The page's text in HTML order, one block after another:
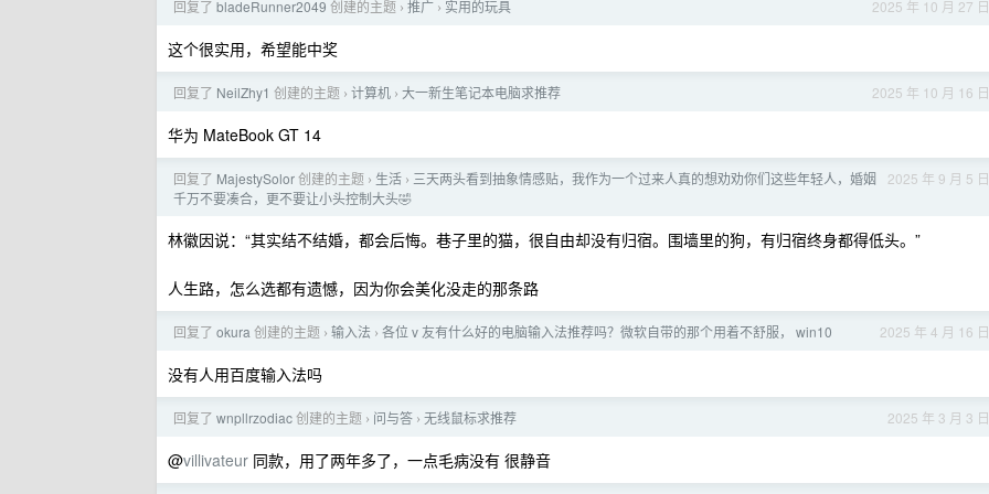
2025 年 10 月 27 日
回复了 bladeRunner2049 创建的主题 › 推广 › 实用的玩具
这个很实用，希望能中奖
2025 年 10 月 16 日
回复了 NeilZhy1 创建的主题 › 计算机 › 大一新生笔记本电脑求推荐
华为 MateBook GT 14
2025 年 9 月 5 日
回复了 MajestySolor创建的主题 › 生活 › 三天两头看到抽象情感贴，我作为一个过来人真的想劝劝你们这些年轻人，婚姻
千万不要凑合，更不要让小头控制大头🤣
林徽因说：“其实结不结婚，都会后悔。巷子里的猫，很自由却没有归宿。围墙里的狗，有归宿终身都得低头。”
人生路，怎么选都有遗憾，因为你会美化没走的那条路
2025 年 4 月 16 日
回复了 okura 创建的主题 › 输入法 › 各位 v 友有什么好的电脑输入法推荐吗？微软自带的那个用着不舒服， win10
没有人用百度输入法吗
2025 年 3 月 3 日
回复了 wnpllrzodiac创建的主题 › 问与答 › 无线鼠标求推荐
@villivateur 同款，用了两年多了，一点毛病没有 很静音